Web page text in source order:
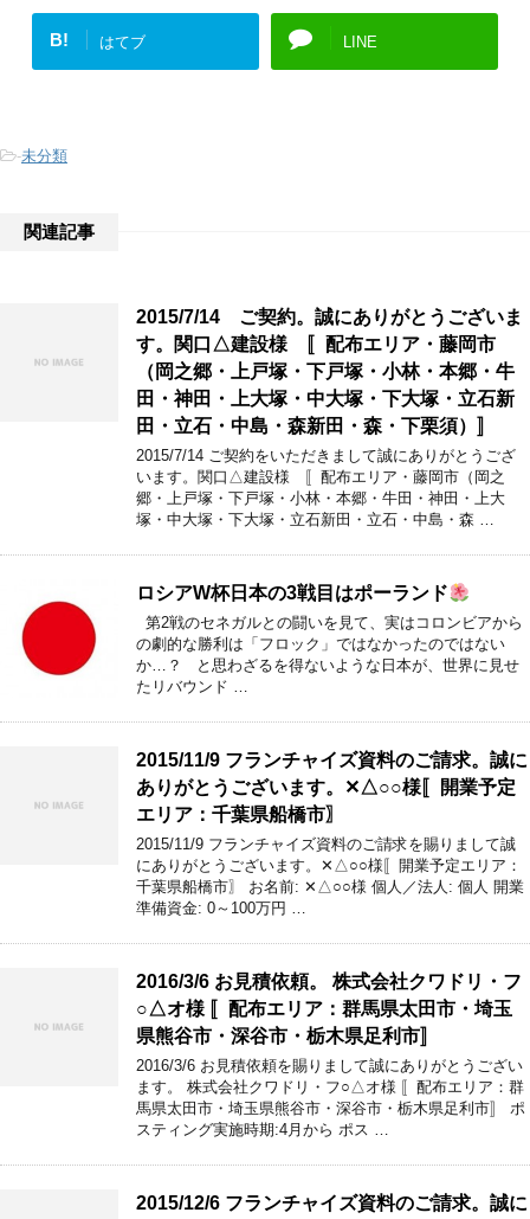
B! はてブ LINE
-未分類
関連記事
2015/7/14 ご契約。誠にありがとうございま
す。関口△建設様 〚配布エリア・藤岡市
（岡之郷・上戸塚・下戸塚・小林・本郷・牛
田・神田・上大塚・中大塚・下大塚・立石新
田・立石・中島・森新田・森・下栗須）〛
2015/7/14 ご契約をいただきまして誠にありがとうござ
います。関口△建設様 〚配布エリア・藤岡市（岡之
郷・上戸塚・下戸塚・小林・本郷・牛田・神田・上大
塚・中大塚・下大塚・立石新田・立石・中島・森 …
ロシアW杯日本の3戦目はポーランド
第2戦のセネガルとの闘いを見て、実はコロンビアから
の劇的な勝利は「フロック」ではなかったのではない
か…？ と思わざるを得ないような日本が、世界に見せ
たリバウンド …
2015/11/9 フランチャイズ資料のご請求。誠に
ありがとうございます。✕△○○様〚開業予定
エリア：千葉県船橋市〗
2015/11/9 フランチャイズ資料のご請求を賜りまして誠
にありがとうございます。✕△○○様〚開業予定エリア：
千葉県船橋市〗 お名前: ✕△○○様 個人／法人: 個人 開業
準備資金: 0～100万円 …
2016/3/6 お見積依頼。 株式会社クワドリ・フ
○△オ様 〚配布エリア：群馬県太田市・埼玉
県熊谷市・深谷市・栃木県足利市〛
2016/3/6 お見積依頼を賜りまして誠にありがとうござい
ます。 株式会社クワドリ・フ○△オ様 〚配布エリア：群
馬県太田市・埼玉県熊谷市・深谷市・栃木県足利市〛 ポ
スティング実施時期:4月から ポス …
2015/12/6 フランチャイズ資料のご請求。誠に